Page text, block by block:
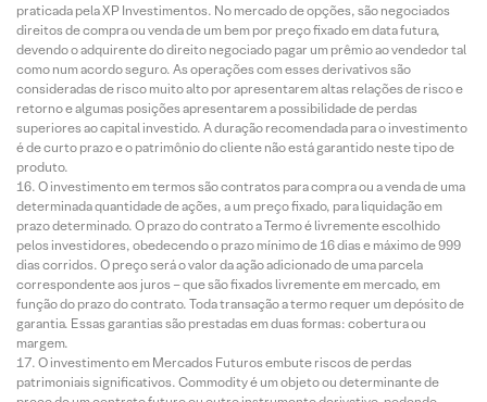
praticada pela XP Investimentos. No mercado de opções, são negociados
direitos de compra ou venda de um bem por preço fixado em data futura,
devendo o adquirente do direito negociado pagar um prêmio ao vendedor tal
como num acordo seguro. As operações com esses derivativos são
consideradas de risco muito alto por apresentarem altas relações de risco e
retorno e algumas posições apresentarem a possibilidade de perdas
superiores ao capital investido. A duração recomendada para o investimento
é de curto prazo e o patrimônio do cliente não está garantido neste tipo de
produto.
O investimento em termos são contratos para compra ou a venda de uma
determinada quantidade de ações, a um preço fixado, para liquidação em
prazo determinado. O prazo do contrato a Termo é livremente escolhido
pelos investidores, obedecendo o prazo mínimo de 16 dias e máximo de 999
dias corridos. O preço será o valor da ação adicionado de uma parcela
correspondente aos juros – que são fixados livremente em mercado, em
função do prazo do contrato. Toda transação a termo requer um depósito de
garantia. Essas garantias são prestadas em duas formas: cobertura ou
margem.
O investimento em Mercados Futuros embute riscos de perdas
patrimoniais significativos. Commodity é um objeto ou determinante de